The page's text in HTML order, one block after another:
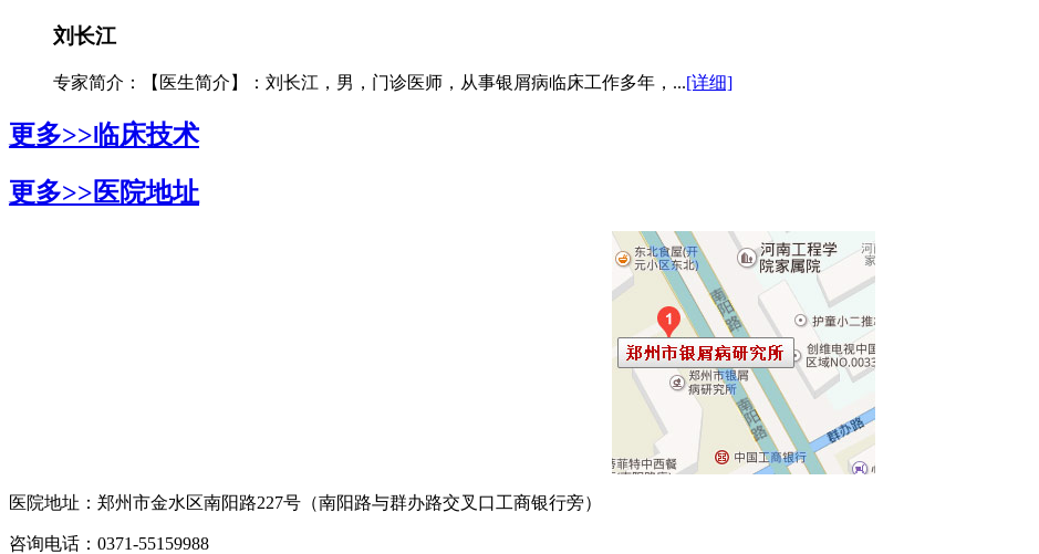
刘长江
专家简介：【医生简介】：刘长江，男，门诊医师，从事银屑病临床工作多年，...[详细]
更多>>临床技术
更多>>医院地址
医院地址：郑州市金水区南阳路227号（南阳路与群办路交叉口工商银行旁）
咨询电话：0371-55159988